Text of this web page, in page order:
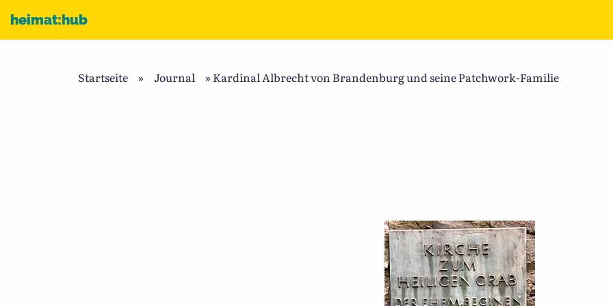
heimat:hub
Startseite » Journal » Kardinal Albrecht von Brandenburg und seine Patchwork-Familie